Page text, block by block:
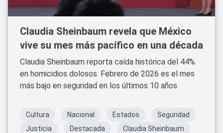
Claudia Sheinbaum revela que México
vive su mes más pacífico en una década
Claudia Sheinbaum reporta caída histórica del 44%
en homicidios dolosos. Febrero de 2026 es el mes
más bajo en seguridad en los últimos 10 años.
Cultura Nacional Estados
Seguridad
Justicia
Destacada
Claudia Sheinbaum